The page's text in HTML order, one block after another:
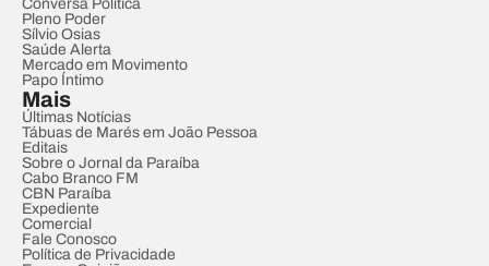
Conversa Política
Pleno Poder
Sílvio Osias
Saúde Alerta
Mercado em Movimento
Papo Íntimo
Mais
Últimas Notícias
Tábuas de Marés em João Pessoa
Editais
Sobre o Jornal da Paraíba
Cabo Branco FM
CBN Paraíba
Expediente
Comercial
Fale Conosco
Política de Privacidade